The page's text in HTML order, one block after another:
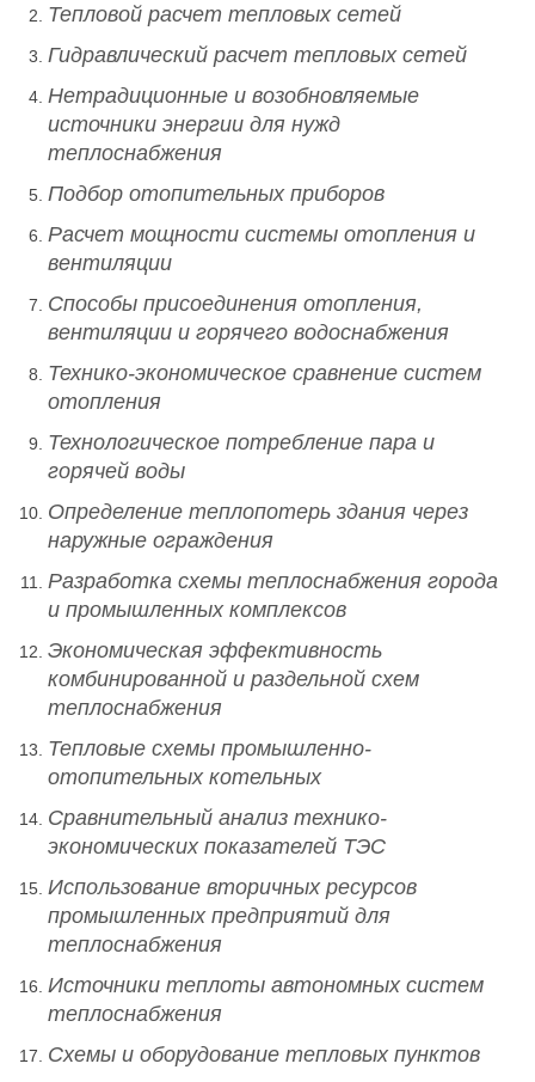
Тепловой расчет тепловых сетей
Гидравлический расчет тепловых сетей
Нетрадиционные и возобновляемые
источники энергии для нужд
теплоснабжения
Подбор отопительных приборов
Расчет мощности системы отопления и
вентиляции
Способы присоединения отопления,
вентиляции и горячего водоснабжения
Технико-экономическое сравнение систем
отопления
Технологическое потребление пара и
горячей воды
Определение теплопотерь здания через
наружные ограждения
Разработка схемы теплоснабжения города
и промышленных комплексов
Экономическая эффективность
комбинированной и раздельной схем
теплоснабжения
Тепловые схемы промышленно-
отопительных котельных
Сравнительный анализ технико-
экономических показателей ТЭС
Использование вторичных ресурсов
промышленных предприятий для
теплоснабжения
Источники теплоты автономных систем
теплоснабжения
Схемы и оборудование тепловых пунктов